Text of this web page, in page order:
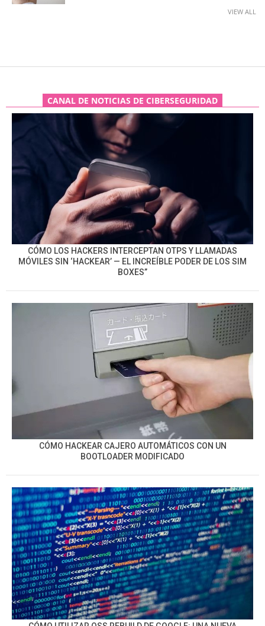
VIEW ALL
CANAL DE NOTICIAS DE CIBERSEGURIDAD
CÓMO LOS HACKERS INTERCEPTAN OTPS Y LLAMADAS
MÓVILES SIN ‘HACKEAR’ — EL INCREÍBLE PODER DE LOS SIM
BOXES”
CÓMO HACKEAR CAJERO AUTOMÁTICOS CON UN
BOOTLOADER MODIFICADO